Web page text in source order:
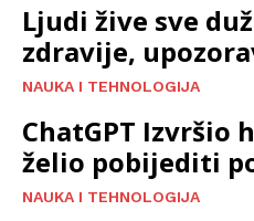
Ljudi žive sve
zdravije,
NAUKA I TEHNOLOGIJA
ChatGPT Izvršio
želio pobijediti
NAUKA I TEHNOLOGIJA